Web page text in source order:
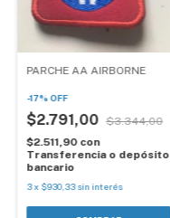
PARCHE AA AIRBORNE
-17%OFF
$2.791,00 $3.344,00
$2.511,90 con
Transferencia o depósito
bancario
3x $930,33 sin interés